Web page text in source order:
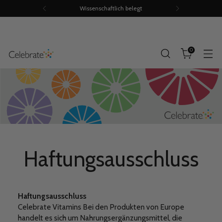
Wissenschaftlich belegt
0
Haftungsausschluss
Haftungsausschluss
Celebrate Vitamins Bei den Produkten von Europe
handelt es sich um Nahrungsergänzungsmittel, die